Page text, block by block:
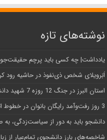
نوشته‌های تازه
یادداشت| ‌چه کسی باید پرچم
اَبَر‌ویلای شخص ذی‌نفوذ در حاشیه‌ رود
استان البرز در جنگ 12 روزه 7 شهید دانشجو تقدیم انقلاب کرد
3 روز رفت‌وآمد رایگان بانوان در خطوط اتوبوسرانی شهری کرج
دانشجو باید به دور از سیاست‌زدگی،
شاخصه‌های بارز دانشجوی تمام‌عیار از